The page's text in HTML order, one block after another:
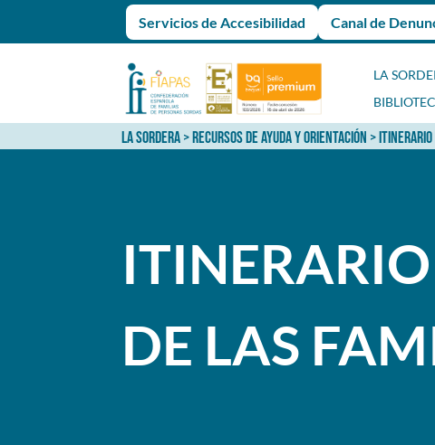
Servicios de Accesibilidad Canal de
LA
LA SORDERA>RECURSOS DE AYUDA Y ORIENTACIÓN >
DE LAS